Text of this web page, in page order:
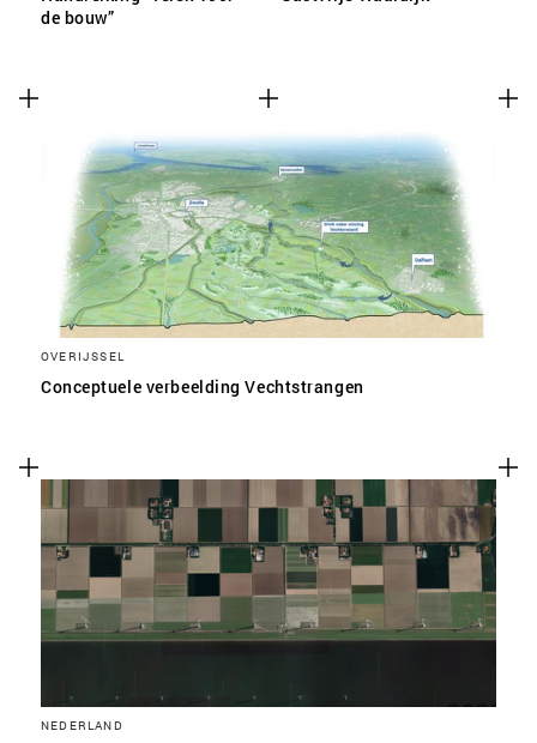
de bouw”
OVERIJSSEL
Conceptuele verbeelding Vechtstrangen
NEDERLAND